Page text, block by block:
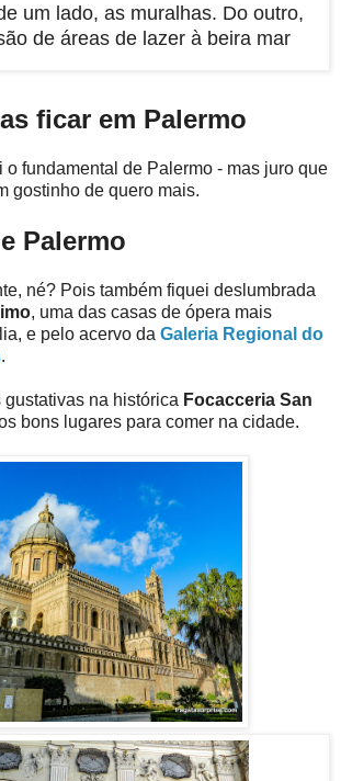
um lado, as muralhas. Do outro,
de áreas de lazer à beira mar
ficar em Palermo
o fundamental de Palermo - mas juro que
gostinho de quero mais.
Palermo
né? Pois também fiquei deslumbrada
, uma das casas de ópera mais
e pelo acervo da Galeria Regional do
.
gustativas na histórica Focacceria San
bons lugares para comer na cidade.